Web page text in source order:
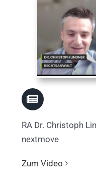
RA Dr. Christoph
nextmove
Zum Video